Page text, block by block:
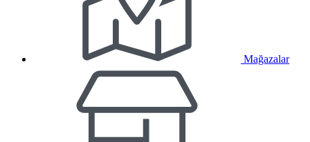
Mağazalar